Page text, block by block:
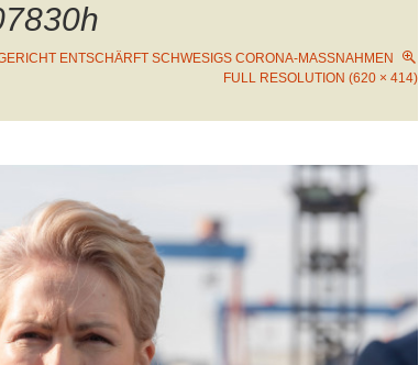
ENTSCHÄRFT SCHWESIGS CORONA-MASSNAHMEN
FULL RESOLUTION (620 × 414)